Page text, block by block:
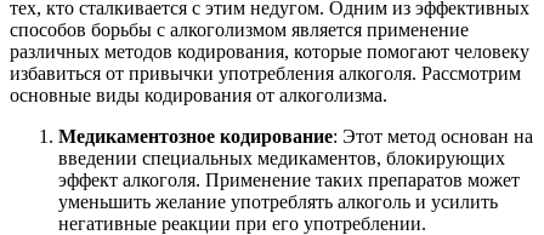
тех, кто сталкивается с этим недугом. Одним из эффективных
способов борьбы с алкоголизмом является применение
различных методов кодирования, которые помогают человеку
избавиться от привычки употребления алкоголя. Рассмотрим
основные виды кодирования от алкоголизма.
Медикаментозное кодирование: Этот метод основан на
введении специальных медикаментов, блокирующих
эффект алкоголя. Применение таких препаратов может
уменьшить желание употреблять алкоголь и усилить
негативные реакции при его употреблении.